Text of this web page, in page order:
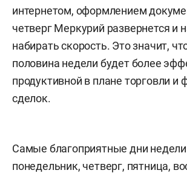
интернетом, оформлением
четверг Меркурий развернется и
набирать скорость. Это значит,
половина недели будет более
продуктивной в плане торговли и
сделок.
Самые благоприятные дни
понедельник, четверг, пятница,